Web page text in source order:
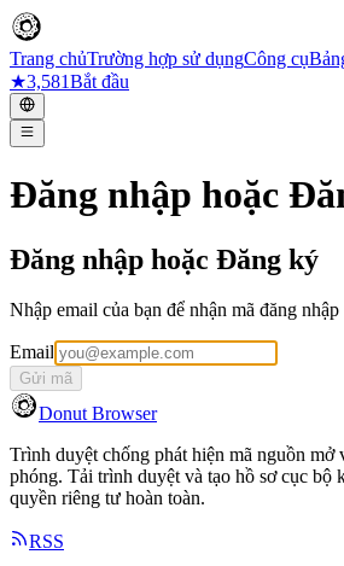
Trang chủTrường hợp sử dụngCông cụ
★3,581Bắt đầu
Đăng nhập hoặc
Đăng nhập hoặc Đăng ký
Nhập email của bạn để nhận mã đăng nhập
Email
Gửi mã
Donut Browser
Trình duyệt chống phát hiện mã nguồn mở
phóng. Tải trình duyệt và tạo hồ sơ cục bộ
quyền riêng tư hoàn toàn.
RSS